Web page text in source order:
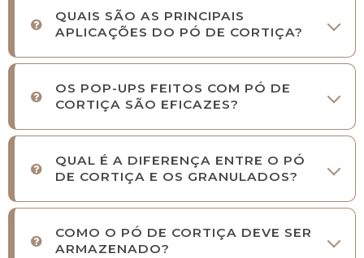
QUAIS SÃO AS PRINCIPAIS
APLICAÇÕES DO PÓ DE CORTIÇA?
OS POP-UPS FEITOS COM PÓ DE
CORTIÇA SÃO EFICAZES?
QUAL É A DIFERENÇA ENTRE O PÓ
DE CORTIÇA E OS GRANULADOS?
COMO O PÓ DE CORTIÇA DEVE SER
ARMAZENADO?